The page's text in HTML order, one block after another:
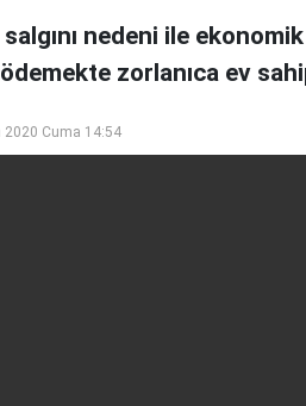
nedeni ile
zorlanıca ev
2020 Cuma 14:54